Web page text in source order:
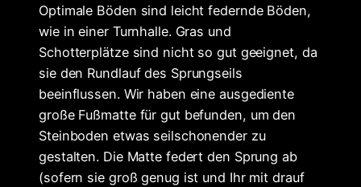
Optimale Böden sind leicht federnde Böden,
wie in einer Turnhalle. Gras und
Schotterplätze sind nicht so gut geeignet, da
sie den Rundlauf des Sprungseils
beeinflussen. Wir haben eine ausgediente
große Fußmatte für gut befunden, um den
Steinboden etwas seilschonender zu
gestalten. Die Matte federt den Sprung ab
(sofern sie groß genug ist und Ihr mit drauf